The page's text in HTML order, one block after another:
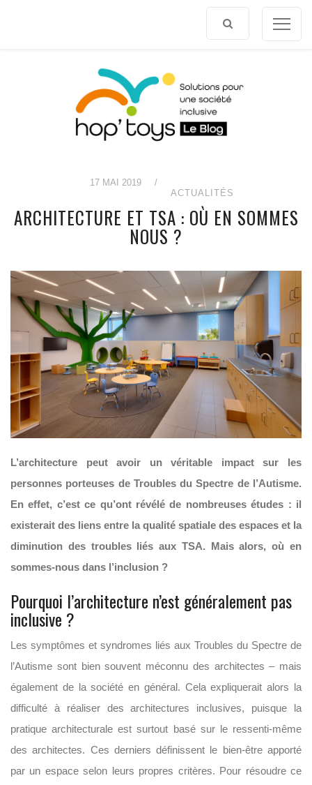
17 MAI 2019
/
ACTUALITÉS
ARCHITECTURE ET TSA : OÙ EN SOMMES
NOUS ?
L’architecture peut avoir un véritable impact sur les
personnes porteuses de Troubles du Spectre de l’Autisme.
En effet, c’est ce qu’ont révélé de nombreuses études : il
existerait des liens entre la qualité spatiale des espaces et la
diminution des troubles liés aux TSA. Mais alors, où en
sommes-nous dans l’inclusion ?
Pourquoi l’architecture n’est généralement pas
inclusive ?
Les symptômes et syndromes liés aux Troubles du Spectre de
l’Autisme sont bien souvent méconnu des architectes – mais
également de la société en général. Cela expliquerait alors la
difficulté à réaliser des architectures inclusives, puisque la
pratique architecturale est surtout basé sur le ressenti-même
des architectes. Ces derniers définissent le bien-être apporté
par un espace selon leurs propres critères. Pour résoudre ce